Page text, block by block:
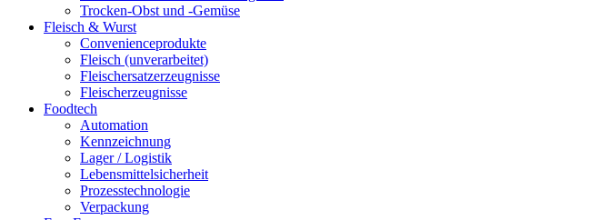
Trocken-Obst und -Gemüse
Fleisch & Wurst
Convenienceprodukte
Fleisch (unverarbeitet)
Fleischersatzerzeugnisse
Fleischerzeugnisse
Foodtech
Automation
Kennzeichnung
Lager / Logistik
Lebensmittelsicherheit
Prozesstechnologie
Verpackung